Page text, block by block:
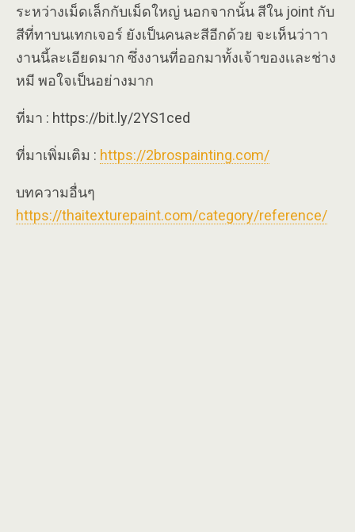
ระหว่างเม็ดเล็กกับเม็ดใหญ่ นอกจากนั้น สีใน joint กับ
สีที่ทาบนเทกเจอร์ ยังเป็นคนละสีอีกด้วย จะเห็นว่าาา
งานนี้ละเอียดมาก ซึ่งงานที่ออกมาทั้งเจ้าของเเละช่าง
หมี พอใจเป็นอย่างมาก
ที่มา : https://bit.ly/2YS1ced
ที่มาเพิ่มเติม : https://2brospainting.com/
บทความอื่นๆ
https://thaitexturepaint.com/category/reference/